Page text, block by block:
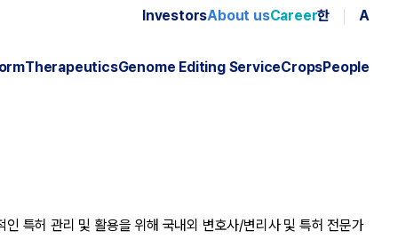
InvestorsAbout usCareer한 A
TherapeuticsGenome Editing ServiceCropsPeople
특허 관리 및 활용을 위해 국내외 변호사/변리사 및 특허 전문가